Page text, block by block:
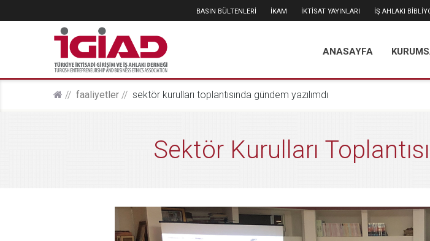
BASIN BÜLTENLERİ İKAM İKTİSAT YAYINLARI İŞ AHLAKI
ANASAYFA
faali̇yetler sektör kurulları toplantısında gündem yazılımdı
Sektör Kurulları